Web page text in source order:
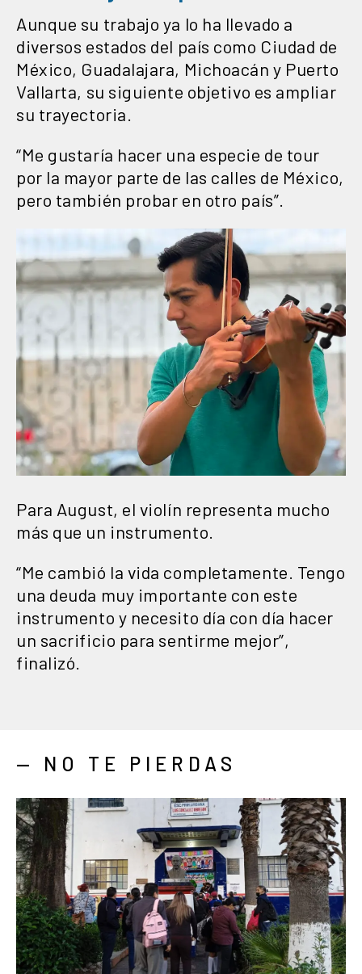
Aunque su trabajo ya lo ha llevado a
diversos estados del país como Ciudad de
México, Guadalajara, Michoacán y Puerto
Vallarta, su siguiente objetivo es ampliar
su trayectoria.
“Me gustaría hacer una especie de tour
por la mayor parte de las calles de México,
pero también probar en otro país”.
Para August, el violín representa mucho
más que un instrumento.
“Me cambió la vida completamente. Tengo
una deuda muy importante con este
instrumento y necesito día con día hacer
un sacrificio para sentirme mejor”,
finalizó.
— NO TE PIERDAS